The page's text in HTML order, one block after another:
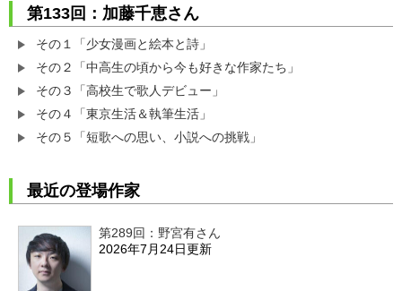
第133回：加藤千恵さん
その１「少女漫画と絵本と詩」
その２「中高生の頃から今も好きな作家たち」
その３「高校生で歌人デビュー」
その４「東京生活＆執筆生活」
その５「短歌への思い、小説への挑戦」
最近の登場作家
第289回：野宮有さん
2026年7月24日更新